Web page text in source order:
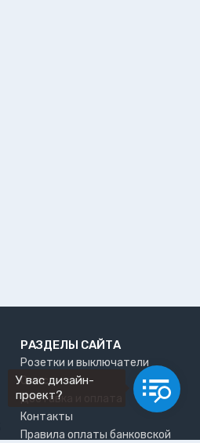
РАЗДЕЛЫ САЙТА
Розетки и выключатели
О нас
Доставка и оплата
Контакты
Правила оплаты банковской
У вас дизайн-
проект?